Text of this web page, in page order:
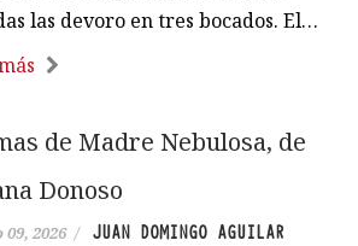
las devoro en tres bocados. El…
de Madre Nebulosa, de
Donoso
2026 / JUAN DOMINGO AGUILAR